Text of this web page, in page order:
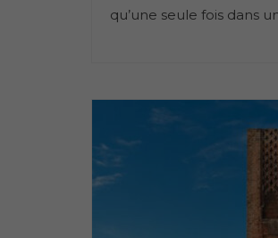
qu’une seule fois dans